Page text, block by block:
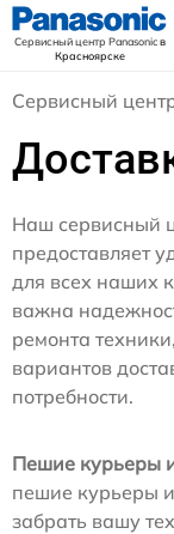
Сервисный центр Panasonicв
Красноярске
Сервисный
Наш сервисный
предоставляет
для всех наших
важна
ремонта
вариантов
потребности.
Пешие курьеры
пешие курьеры
забрать вашу